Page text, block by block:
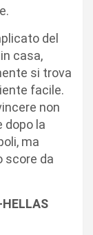
del
casa,
si trova
facile.
non
dopo la
ma
score da